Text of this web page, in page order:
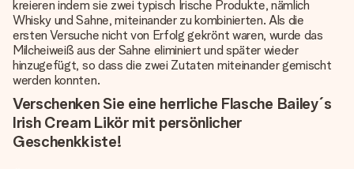
kreieren indem sie zwei typisch Irische Produkte, nämlich
Whisky und Sahne, miteinander zu kombinierten. Als die
ersten Versuche nicht von Erfolg gekrönt waren, wurde das
Milcheiweiß aus der Sahne eliminiert und später wieder
hinzugefügt, so dass die zwei Zutaten miteinander gemischt
werden konnten.
Verschenken Sie eine herrliche Flasche Bailey´s
Irish Cream Likör mit persönlicher
Geschenkkiste!